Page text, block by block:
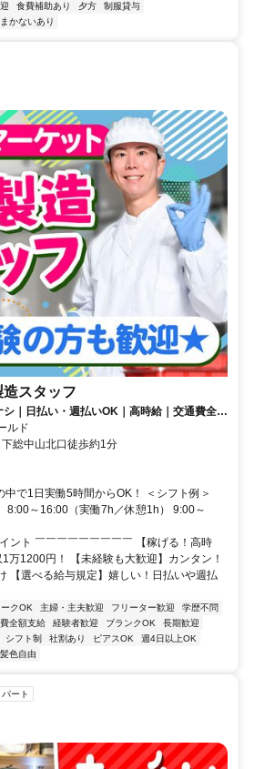
食費補助あり 夕方
制服貸与
まかないあり
スタッフ
シ｜日払い・週払いOK｜高時給｜交通費全額
躍中
ルド
総中山北口徒歩約1分
で1日実働5時間からOK！ ＜シフト例＞
8:00～16:00（実働7h／休憩1h） 9:00～
ント ￣￣￣￣￣￣￣￣￣ 【稼げる！高時
万1200円！ 【未経験も大歓迎】カンタン！
【選べる給与規定】嬉しい！日払いや週払
クOK 主婦・主夫歓迎 フリーター歓迎
学歴不問
全額支給 経験者歓迎 ブランクOK
長期歓迎
シフト制 社割あり ピアスOK
週4日以上OK
色自由
ート